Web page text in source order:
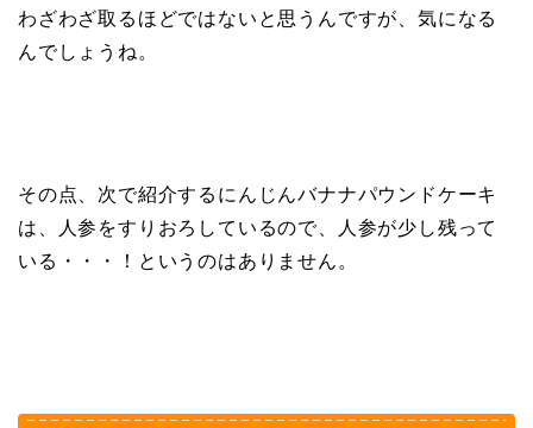
わざわざ取るほどではないと思うんですが、気になる
んでしょうね。
その点、次で紹介するにんじんバナナパウンドケーキ
は、人参をすりおろしているので、人参が少し残って
いる・・・！というのはありません。